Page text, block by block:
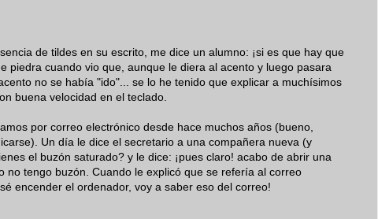
de tildes en su escrito, me dice un alumno: ¡si es que hay que
piedra cuando vio que, aunque le diera al acento y luego pasara
no se había "ido"... se lo he tenido que explicar a muchísimos
buena velocidad en el teclado.
por correo electrónico desde hace muchos años (bueno,
Un día le dice el secretario a una compañera nueva (y
el buzón saturado? y le dice: ¡pues claro! acabo de abrir una
no tengo buzón. Cuando le explicó que se refería al correo
encender el ordenador, voy a saber eso del correo!